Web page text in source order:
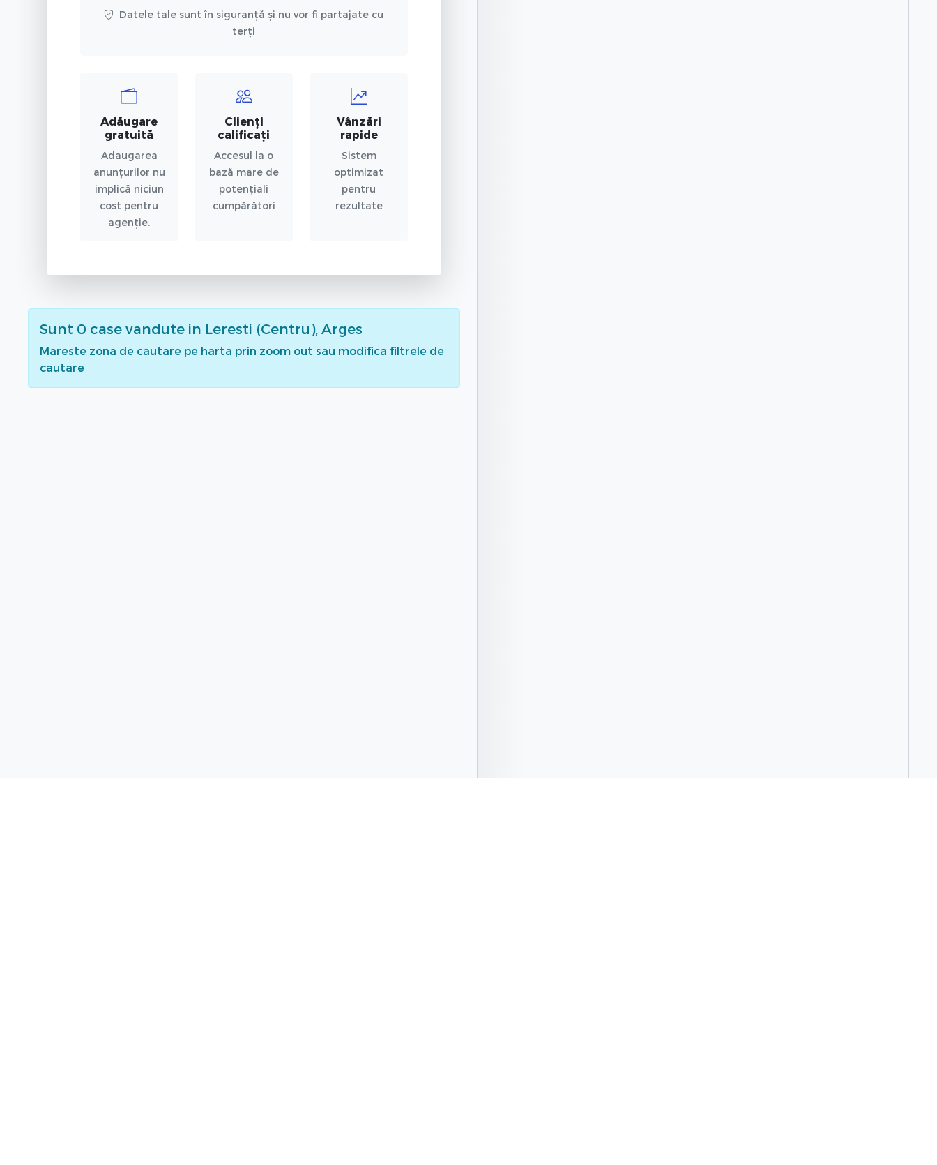
Datele tale sunt în siguranță și nu vor fi partajate cu
terți
Adăugare
gratuită
Adaugarea
anunțurilor nu
implică niciun
cost pentru
agenție.
Clienți
calificați
Accesul la o
bază mare de
potențiali
cumpărători
Vânzări
rapide
Sistem
optimizat
pentru
rezultate
Sunt 0 case vandute in Leresti (Centru), Arges
Mareste zona de cautare pe harta prin zoom out sau modifica filtrele de
cautare